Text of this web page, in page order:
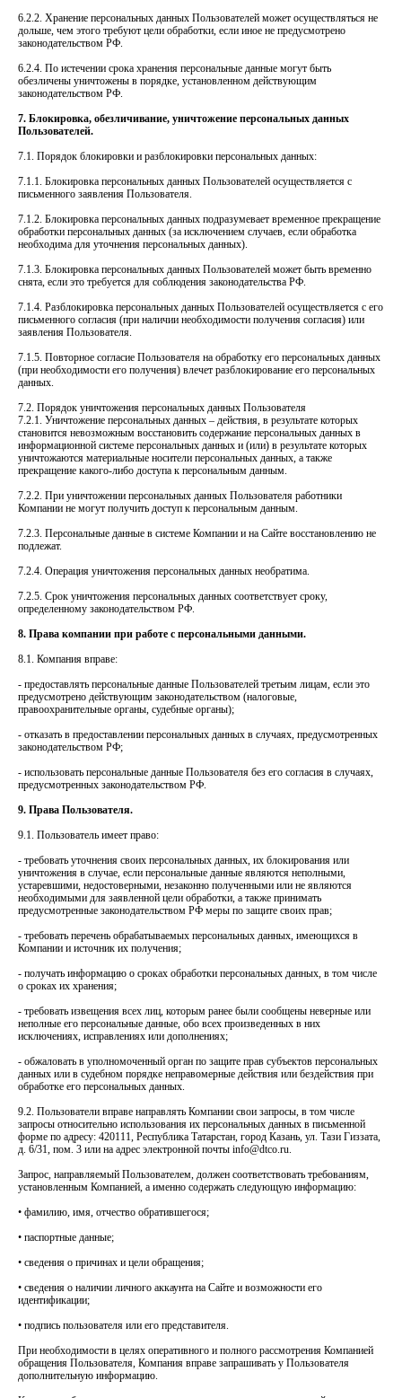
6.2.2. Хранение персональных данных Пользователей может осуществляться не
дольше, чем этого требуют цели обработки, если иное не предусмотрено
законодательством РФ.
6.2.4. По истечении срока хранения персональные данные могут быть
обезличены уничтожены в порядке, установленном действующим
законодательством РФ.
7. Блокировка, обезличивание, уничтожение персональных данных
Пользователей.
7.1. Порядок блокировки и разблокировки персональных данных:
7.1.1. Блокировка персональных данных Пользователей осуществляется с
письменного заявления Пользователя.
7.1.2. Блокировка персональных данных подразумевает временное прекращение
обработки персональных данных (за исключением случаев, если обработка
необходима для уточнения персональных данных).
7.1.3. Блокировка персональных данных Пользователей может быть временно
снята, если это требуется для соблюдения законодательства РФ.
7.1.4. Разблокировка персональных данных Пользователей осуществляется с его
письменного согласия (при наличии необходимости получения согласия) или
заявления Пользователя.
7.1.5. Повторное согласие Пользователя на обработку его персональных данных
(при необходимости его получения) влечет разблокирование его персональных
данных.
7.2. Порядок уничтожения персональных данных Пользователя
7.2.1. Уничтожение персональных данных – действия, в результате которых
становится невозможным восстановить содержание персональных данных в
информационной системе персональных данных и (или) в результате которых
уничтожаются материальные носители персональных данных, а также
прекращение какого-либо доступа к персональным данным.
7.2.2. При уничтожении персональных данных Пользователя работники
Компании не могут получить доступ к персональным данным.
7.2.3. Персональные данные в системе Компании и на Сайте восстановлению не
подлежат.
7.2.4. Операция уничтожения персональных данных необратима.
7.2.5. Срок уничтожения персональных данных соответствует сроку,
определенному законодательством РФ.
8. Права компании при работе с персональными данными.
8.1. Компания вправе:
- предоставлять персональные данные Пользователей третьим лицам, если это
предусмотрено действующим законодательством (налоговые,
правоохранительные органы, судебные органы);
- отказать в предоставлении персональных данных в случаях, предусмотренных
законодательством РФ;
- использовать персональные данные Пользователя без его согласия в случаях,
предусмотренных законодательством РФ.
9. Права Пользователя.
9.1. Пользователь имеет право:
- требовать уточнения своих персональных данных, их блокирования или
уничтожения в случае, если персональные данные являются неполными,
устаревшими, недостоверными, незаконно полученными или не являются
необходимыми для заявленной цели обработки, а также принимать
предусмотренные законодательством РФ меры по защите своих прав;
- требовать перечень обрабатываемых персональных данных, имеющихся в
Компании и источник их получения;
- получать информацию о сроках обработки персональных данных, в том числе
о сроках их хранения;
- требовать извещения всех лиц, которым ранее были сообщены неверные или
неполные его персональные данные, обо всех произведенных в них
исключениях, исправлениях или дополнениях;
- обжаловать в уполномоченный орган по защите прав субъектов персональных
данных или в судебном порядке неправомерные действия или бездействия при
обработке его персональных данных.
9.2. Пользователи вправе направлять Компании свои запросы, в том числе
запросы относительно использования их персональных данных в письменной
форме по адресу: 420111, Республика Татарстан, город Казань, ул. Тази Гиззата,
д. 6/31, пом. 3 или на адрес электронной почты info@dtco.ru.
Запрос, направляемый Пользователем, должен соответствовать требованиям,
установленным Компанией, а именно содержать следующую информацию:
• фамилию, имя, отчество обратившегося;
• паспортные данные;
• сведения о причинах и цели обращения;
• сведения о наличии личного аккаунта на Сайте и возможности его
идентификации;
• подпись пользователя или его представителя.
При необходимости в целях оперативного и полного рассмотрения Компанией
обращения Пользователя, Компания вправе запрашивать у Пользователя
дополнительную информацию.